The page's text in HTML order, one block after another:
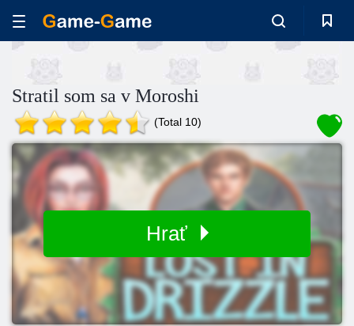
Stratil som sa v Moroshi
(Total 10)
Hrať